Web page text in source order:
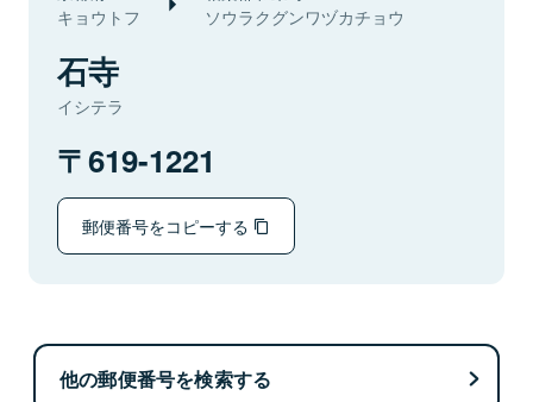
キョウトフ ソウラクグンワヅカチョウ
石寺
イシテラ
619-1221
郵便番号をコピーする
他の郵便番号を検索する